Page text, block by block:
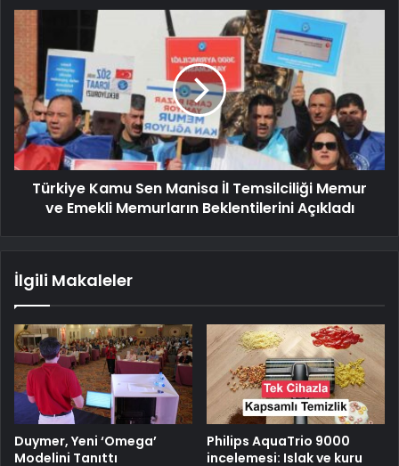
Türkiye Kamu Sen Manisa İl Temsilciliği Memur
ve Emekli Memurların Beklentilerini Açıkladı
İlgili Makaleler
Duymer, Yeni ‘Omega’
Modelini Tanıttı
Philips AquaTrio 9000
incelemesi: Islak ve kuru